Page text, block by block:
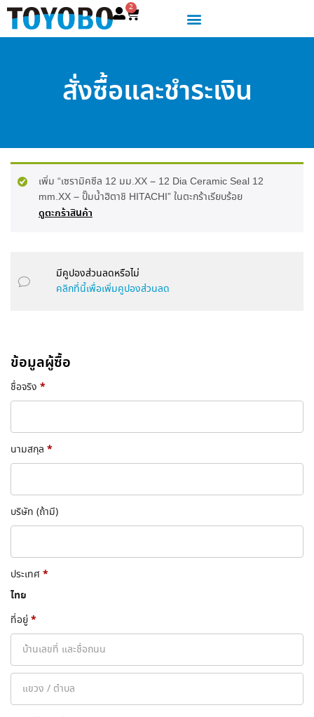
2
สั่งซื้อและชำระเงิน
เพิ่ม “เซรามิคซีล 12 มม.XX – 12 Dia Ceramic Seal 12
mm.XX – ปั๊มน้ำฮิตาชิ HITACHI” ในตะกร้าเรียบร้อย
ดูตะกร้าสินค้า
มีคูปองส่วนลดหรือไม่
คลิกที่นี้เพื่อเพิ่มคูปองส่วนลด
ข้อมูลผู้ซื้อ
ชื่อจริง *
นามสกุล *
บริษัท (ถ้ามี)
ประเทศ *
ไทย
ที่อยู่ *